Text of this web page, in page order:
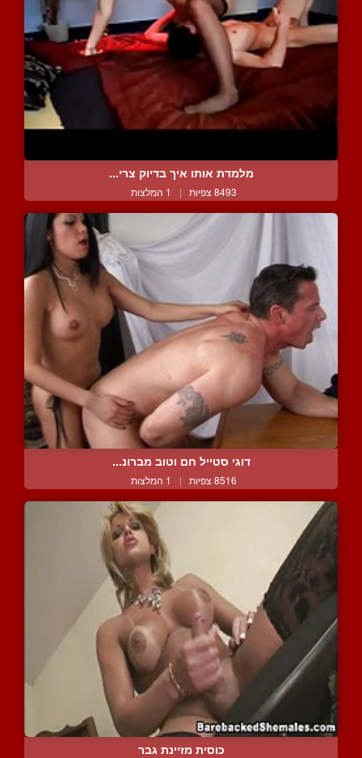
מלמדת אותו איך בדיוק צרי...
8493 צפיות | 1 המלצות
דוגי סטייל חם וטוב מברונ...
8516 צפיות | 1 המלצות
כוסית מזיינת גבר